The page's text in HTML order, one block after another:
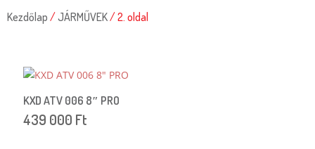
Kezdőlap /JÁRMŰVEK/ 2. oldal
KXD ATV 006 8″ PRO
439 000 Ft